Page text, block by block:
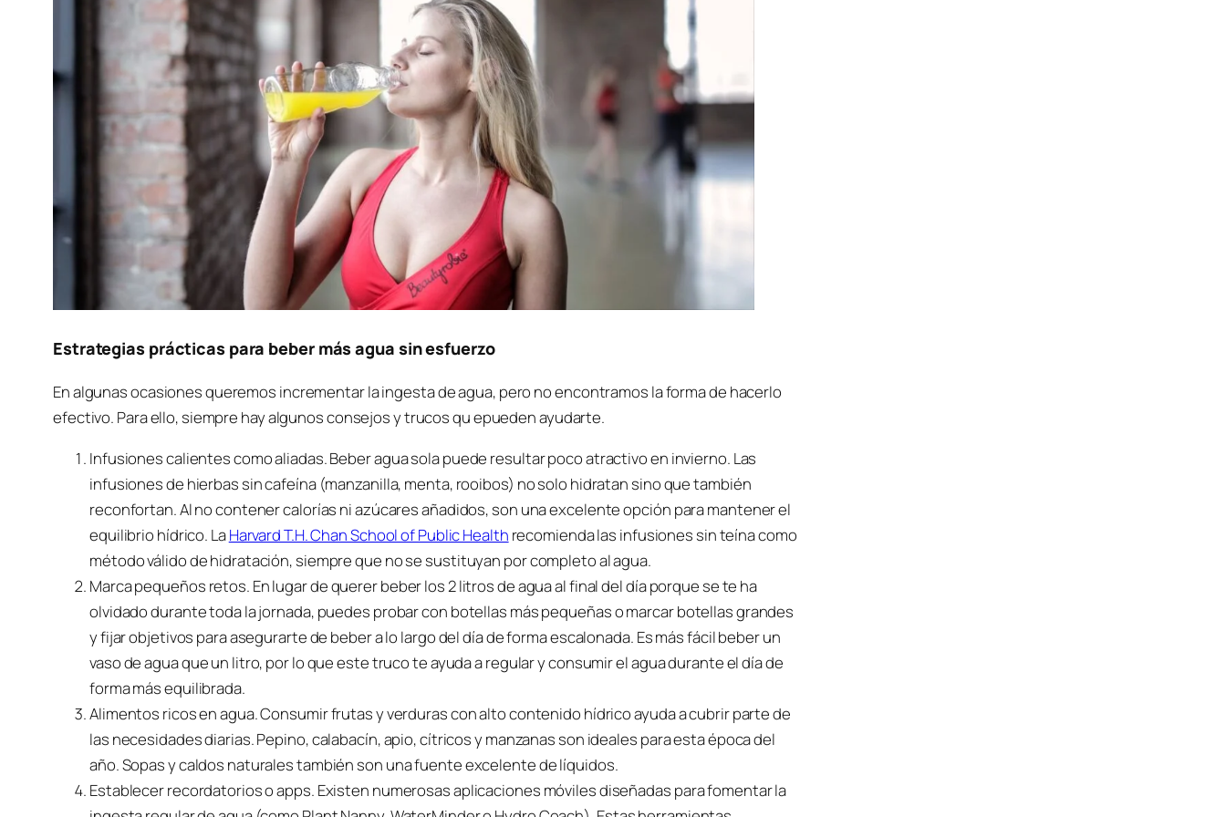
Estrategias prácticas para beber más agua sin esfuerzo
En algunas ocasiones queremos incrementar la ingesta de agua, pero no encontramos la forma de hacerlo
efectivo. Para ello, siempre hay algunos consejos y trucos qu epueden ayudarte.
Infusiones calientes como aliadas. Beber agua sola puede resultar poco atractivo en invierno. Las
infusiones de hierbas sin cafeína (manzanilla, menta, rooibos) no solo hidratan sino que también
reconfortan. Al no contener calorías ni azúcares añadidos, son una excelente opción para mantener el
equilibrio hídrico. LaHarvard T.H. Chan School of Public Health recomienda las infusiones sin teína como
método válido de hidratación, siempre que no se sustituyan por completo al agua.
Marca pequeños retos. En lugar de querer beber los 2 litros de agua al final del día porque se te ha
olvidado durante toda la jornada, puedes probar con botellas más pequeñas o marcar botellas grandes
y fijar objetivos para asegurarte de beber a lo largo del día de forma escalonada. Es más fácil beber un
vaso de agua que un litro, por lo que este truco te ayuda a regular y consumir el agua durante el día de
forma más equilibrada.
Alimentos ricos en agua. Consumir frutas y verduras con alto contenido hídrico ayuda a cubrir parte de
las necesidades diarias. Pepino, calabacín, apio, cítricos y manzanas son ideales para esta época del
año. Sopas y caldos naturales también son una fuente excelente de líquidos.
Establecer recordatorios o apps. Existen numerosas aplicaciones móviles diseñadas para fomentar la